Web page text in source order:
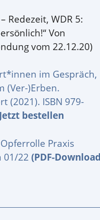
Redezeit, WDR 5:
Von
vom 22.12.20)
im Gespräch,
(Ver-)Erben.
(2021). ISBN 979-
Jetzt bestellen
Praxis
01/22 (PDF-